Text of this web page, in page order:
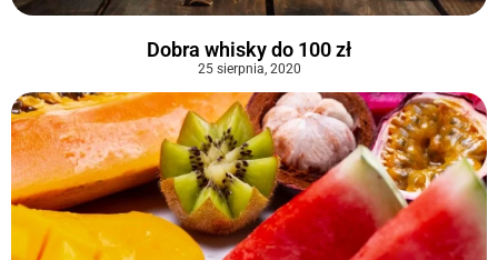
Dobra whisky do 100 zł
25 sierpnia, 2020